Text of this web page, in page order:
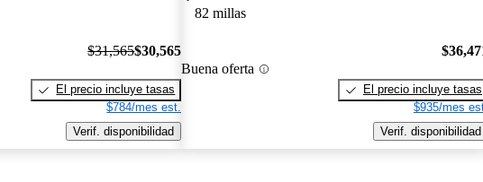
$31,565$30,565
El precio incluye tasas
$784/mes est.
Verif. disponibilidad
82 millas
Buena oferta
El precio incluye tasas
$935/mes
Verif. disponibilidad